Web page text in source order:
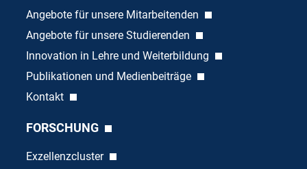
Angebote für unsere Mitarbeitenden
Angebote für unsere Studierenden
Innovation in Lehre und Weiterbildung
Publikationen und Medienbeiträge
Kontakt
FORSCHUNG
Exzellenzcluster